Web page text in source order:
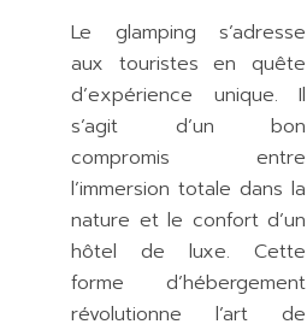
Le glamping s’adresse
aux touristes en quête
d’expérience unique. Il
s’agit d’un bon
compromis entre
l’immersion totale dans la
nature et le confort d’un
hôtel de luxe. Cette
forme d’hébergement
révolutionne l’art de